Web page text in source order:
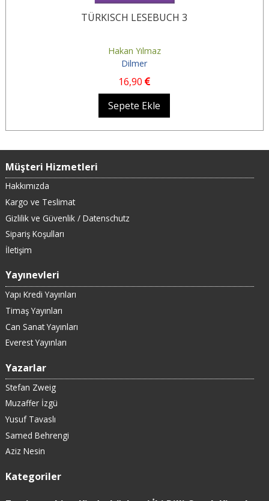
TÜRKISCH LESEBUCH 3
Hakan Yılmaz
Dilmer
16,90
Sepete Ekle
Müşteri Hizmetleri
Hakkımızda
Kargo ve Teslimat
Gizlilik ve Güvenlik / Datenschutz
Sipariş Koşulları
İletişim
Yayınevleri
Yapı Kredi Yayınları
Timaş Yayınları
Can Sanat Yayınları
Everest Yayınları
Yazarlar
Stefan Zweig
Muzaffer İzgü
Yusuf Tavaslı
Samed Behrengi
Aziz Nesin
Kategoriler